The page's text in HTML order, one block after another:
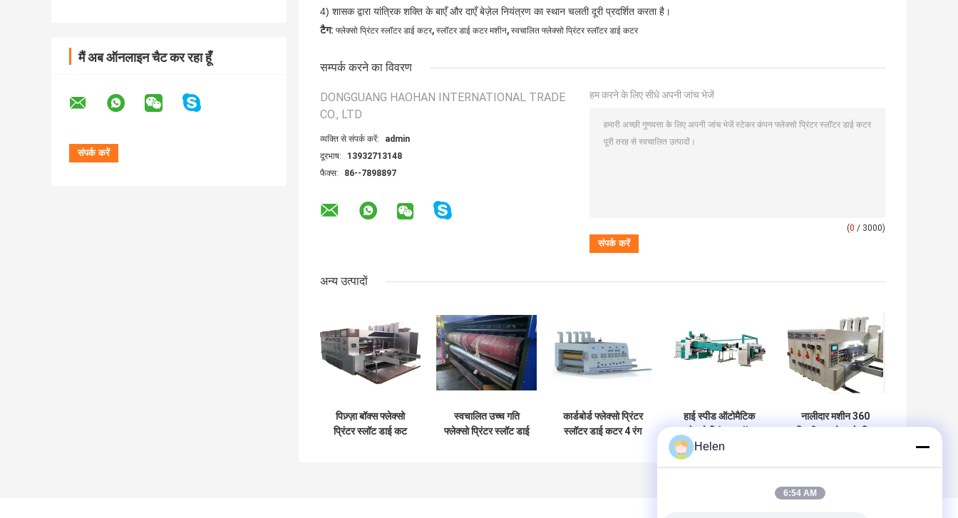
मैं अब ऑनलाइन चैट कर रहा हूँ
4) शासक द्वारा यांत्रिक शक्ति के बाएँ और दाएँ बेज़ेल नियंत्रण का स्थान चलती दूरी प्रदर्शित करता है।
टैग: फ्लेक्सो प्रिंटर स्लॉटर डाई कटर, स्लॉटर डाई कटर मशीन, स्वचालित फ्लेक्सो प्रिंटर स्लॉटर डाई कटर
सम्पर्क करने का विवरण
DONGGUANG HAOHAN INTERNATIONAL TRADE
CO., LTD
व्यक्ति से संपर्क करें:
admin
दूरभाष:
13932713148
फैक्स:
86--7898897
हम करने के लिए सीधे अपनी जांच भेजें
(0 / 3000)
अन्य उत्पादों
पिज़्ज़ा बॉक्स फ्लेक्सो
प्रिंटर स्लॉट डाई कट
स्वचालित उच्च गति
फ्लेक्सो प्रिंटर स्लॉट डाई
कार्डबोर्ड फ्लेक्सो प्रिंटर
स्लॉटर डाई कटर 4 रंग
हाई स्पीड ऑटोमैटिक
डाई कटर फोल्डर ग्लूअर
नालीदार मशीन 360
Helen
6:54 AM